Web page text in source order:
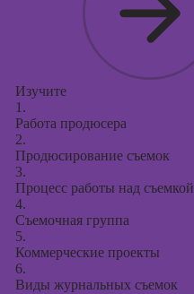
Изучите
1.
Работа продюсера
2.
Продюсирование съемок
3.
Процесс работы над съемкой
4.
Съемочная группа
5.
Коммерческие проекты
6.
Виды журнальных съемок